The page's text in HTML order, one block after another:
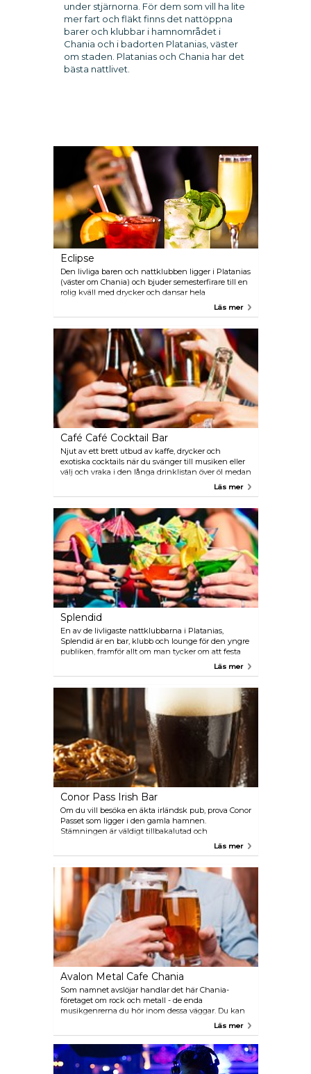
under stjärnorna. För dem som vill ha lite
mer fart och fläkt finns det nattöppna
barer och klubbar i hamnområdet i
Chania och i badorten Platanias, väster
om staden. Platanias och Chania har det
bästa nattlivet.
Eclipse
Den livliga baren och nattklubben ligger i Platanias
(väster om Chania) och bjuder semesterfirare till en
rolig kväll med drycker och dansar hela
sommarsäsongen (april-oktober). Stämningen är
ganska avslappnad, vibbarna flyttar sig gradvis från
Läs mer
Café Café Cocktail Bar
Njut av ett brett utbud av kaffe, drycker och
exotiska cocktails när du svänger till musiken eller
välj och vraka i den långa drinklistan över öl medan
du spelar biljard eller tittar på en match på
hemlagad sötsaker att prova.
Läs mer
Splendid
En av de livligaste nattklubbarna i Platanias,
Splendid är en bar, klubb och lounge för den yngre
publiken, framför allt om man tycker om att festa
till gryningen med dans och goda cocktails. Om du
Läs mer
Conor Pass Irish Bar
Om du vill besöka en äkta irländsk pub, prova Conor
Passet som ligger i den gamla hamnen.
Stämningen är väldigt tillbakalutad och
avslappnad, och här serverar man bland annatLäs mer
Avalon Metal Cafe Chania
Som namnet avslöjar handlar det här Chania-
företaget om rock och metall - de enda
musikgenrerna du hör inom dessa väggar. Du kan
fästningen. Detta stället passar dig som tycker om
rock musik och öl i mängder.
Läs mer